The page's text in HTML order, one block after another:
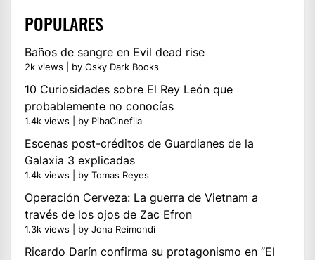
POPULARES
Baños de sangre en Evil dead rise
2k views by Osky Dark Books
10 Curiosidades sobre El Rey León que
probablemente no conocías
1.4k views by PibaCinefila
Escenas post-créditos de Guardianes de la
Galaxia 3 explicadas
1.4k views by Tomas Reyes
Operación Cerveza: La guerra de Vietnam a
través de los ojos de Zac Efron
1.3k views by Jona Reimondi
Ricardo Darín confirma su protagonismo en “El